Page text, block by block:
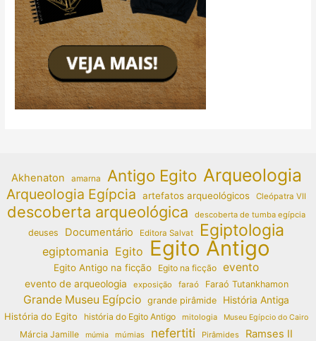
Akhenaton amarna Antigo Egito Arqueologia
Arqueologia Egípcia artefatos arqueológicos Cleópatra VII
descoberta arqueológica descoberta de tumba egípcia
deuses Documentário Editora Salvat Egiptologia
egiptomania Egito Egito Antigo
Egito Antigo na ficção Egito na ficção evento
evento de arqueologia exposição faraó Faraó Tutankhamon
Grande Museu Egípcio grande pirâmide
História Antiga
História do Egito
história do Egito Antigo mitologia Museu Egípcio do Cairo
Márcia Jamille múmia múmias nefertiti Pirâmides Ramses II